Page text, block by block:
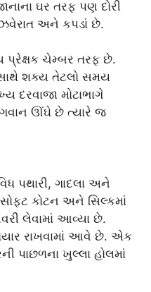
ઘર તરફ પણ દોરી
અને કપડાં છે.
પ્રેક્ષક ચેમ્બર તરફ છે.
સાથે શક્ય તેટલો સમય
દરવાજા મોટાભાગે
ઊંઘે છે ત્યારે જ
પથારી, ગાદલા અને
સોફ્ટ કોટન અને સિલ્કમાં
લેવામાં આવ્યા છે.
રાખવામાં આવે છે. એક
પાછળના ખુલ્લા હોલમાં